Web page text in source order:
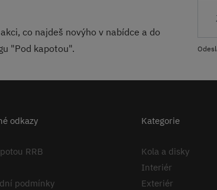
co najdeš novýho v nabídce a do
"Pod kapotou".
odkazy
RRB
podmínky
Kategorie
Kola a disky
Interiér
Exteriér